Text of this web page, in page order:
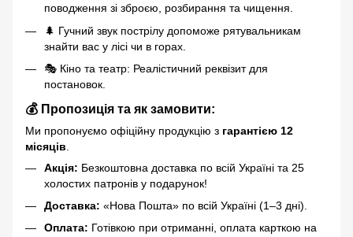
поводження зі зброєю, розбирання та чищення.
🌲 Гучний звук пострілу допоможе рятувальникам
знайти вас у лісі чи в горах.
🎭 Кіно та театр: Реалістичний реквізит для
постановок.
💰 Пропозиція та як замовити:
Ми пропонуємо офіційну продукцію з гарантією 12
місяців
Акція: Безкоштовна доставка по всій Україні та 25
холостих патронів у подарунок!
Доставка: «Нова Пошта» по всій Україні (1–3 дні).
Оплата: Готівкою при отриманні, оплата карткою на